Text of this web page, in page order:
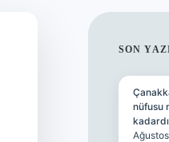
SON
nüfusu